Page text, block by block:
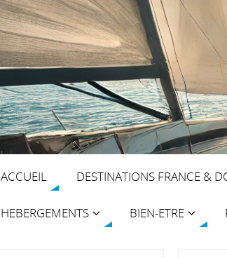
ACCUEIL DESTINATIONS FRANCE &
HEBERGEMENTS BIEN-ETRE